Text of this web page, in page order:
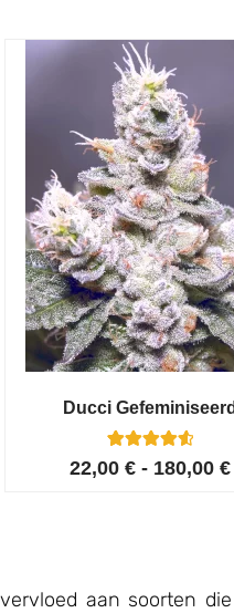
Ducci Gefeminiseerd
Gewaardeer
6
22,00 € - 180,00 €
aan soorten